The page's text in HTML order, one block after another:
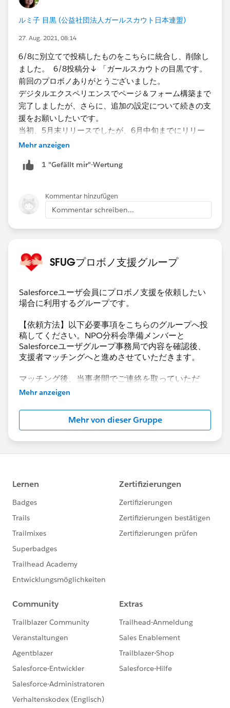
スの基礎講座（5年ぐらい前で正式名称を失念）
てください
会員管理
メールマガジン配信
資料請求管理
・今までプロボノ支援を受けたことがありますか？
-はい
・具体的な支援内容
制作イメージ
・支援の時間帯(複数回答可)
-平日就業時間中
-平日夜間
・支援形態
-どちらでも可
・支援時期
-1～2ヶ月以内
っては、VisualForceにしないという選択肢もあるの
で、まずは、Salesforceでどのようなことが可能なのか
を教えていただきたいです。
★追加情報
当方、WebデザイナーなのでHTMLのコーディングは自
どうぞよろしくお願いします。
ルミ子 目黒 (公益社団法人ガールスカウト日本連盟)
27. Aug. 2021, 08:14
6/8に別立てで投稿したものをこちらに統合し、削除し
ました。 6/8投稿分↓ 「ガールスカウトの目黒です。
前回のプロボノありがとうございました。
デジタルエクスペリエンスでページ＆フォーム構築まで
完了しましたが、さらに、追加の設定について続きの支
援をお願いしたいです。
当初、5月末リリースでしたが、6月中旬までにリリー
スに変更になっていますが、時間がないところ申し訳な
https://trailblazers.salesforce.com/0D54S00000ANKo
M
続きの支援希望
いて確認
プロセスビルダーでのメール配信設定
タ受け渡し など」
こちらは、Googleドキュメントのやり取りでうまくい
かないところなどを指導いただきました。 最終的にリ
リースできましたので、ご報告です。
今回、ガールスカウト日本連盟に直接登録できる会員が
新規受付開始となりまして、そのための仕組みをSFなど
ガールスカウト日本連盟 特別個人会員とは
https://www.girlscout.or.jp/join/flow/
1）受付部分 ・デジタルエクスペリエンスでフォームの
補足説明：デジタルエクスペリエンスのリードへの直接
使用することになった。
2）通知などメール配信はプロセスビルダーで設定 ・ア
ンケート受信時にユーザーに通知。
・アンケートデータをリードにインポートするタイミン
グで登録者へメール通知。同時にキャンペーンへ登録。
キャンペーンで進捗を管理。
3）リードから会員として登録
として個人（取引先責任者）として登録。
@1546376575
さん、長きにわたり、忍耐強くご指導
以上ご報告まで。
Mehr anzeigen
1 "Gefällt mir"-Wertung
Kommentar hinzufügen
Kommentar schreiben...
SFUGプロボノ支援グループ
Salesforceユーザ会員にプロボノ支援を依頼したい
場合に利用するグループです。
【依頼方法】以下必要事項をこちらのグループへ投
稿してください。NPO分科会準備メンバーと
Salesforceユーザグループ事務局で内容を確認後、
支援者マッチングへと進めさせていただきます。
マッチング後、当事者間でご連絡を取っていただ
き、
プロボノ日程や詳細を詰めて進めていただければと
存じます。
【必要記載事項】
・団体ミッション/活動内容
・住所(都道府県のみ)
・ファンドレックスDRMを使っていますか？(※フ
ァンドレックスDRMはNonprfit Starter Packで
す。)
-はい or いいえ
・SFDC社/ NPOサポートセンターが実施する研修
-はい or いいえ
・はいの場合、どの研修を受講されましたか？
挙げてください
-はい or いいえ
・支援の時間帯(複数回答可)
-平日就業時間中
-平日夜間
-休日
・支援形態
-対面形式
-どちらでも可
Mehr anzeigen
Mehr von dieser Gruppe